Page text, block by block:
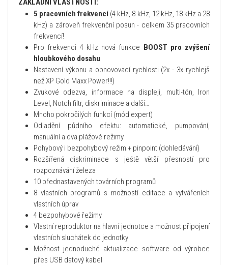
ZÁKLADNÍ VLASTNOSTI:
5 pracovních frekvencí(4 kHz, 8 kHz, 12 kHz, 18 kHz a 28
kHz) a zároveň frekvenční posun - celkem 35 pracovních
frekvencí!
Pro frekvenci 4 kHz nová funkce BOOST pro zvýšení
hloubkového dosahu
Nastavení výkonu a obnovovací rychlosti (2x - 3x rychlejš
než XP Gold Maxx Power!!!)
Zvukové odezva, informace na displeji, multi-tón, Iron
Level, Notch filtr, diskriminace a další…
Mnoho pokročilých funkcí (mód expert)
Odladění půdního efektu: automatické, pumpování,
manuální a dva plážové režimy
Pohybový i bezpohybový režim + pinpoint (dohledávání)
Rozšířená diskriminace s ještě větší přesností pro
rozpoznávání železa
10 přednastavených továrních programů
8 vlastních programů s možností editace a vytvářeních
vlastních úprav
4 bezpohybové řežimy
Vlastní reproduktor na hlavní jednotce a možnost připojení
vlastních sluchátek do jednotky
Možnost jednoduché aktualizace software od výrobce
přes USB datový kabel